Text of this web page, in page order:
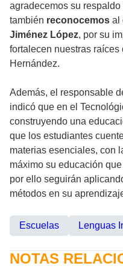
agradecemos su
también reconocemos al
Jiménez López, por su
fortalecen nuestras raíces
Hernández.
Además, el responsable
indicó que en el
construyendo una
que los estudiantes
materias esenciales, con
máximo su educación
por ello seguirán
métodos en su
Escuelas Lenguas
NOTAS